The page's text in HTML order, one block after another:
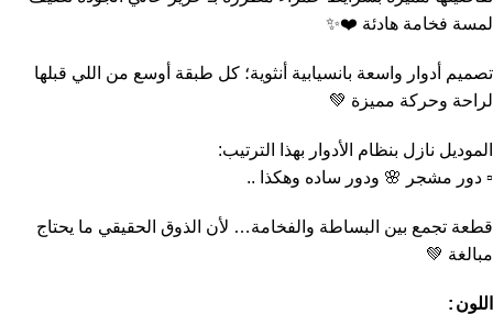
لمسة فخامة هادئة ❤️✨
تصميم أدوار واسعة بانسيابية أنثوية؛ كل طبقة أوسع من اللي قبلها
لراحة وحركة مميزة 💚
الموديل نازل بنظام الأدوار بهذا الترتيب:
▫️ دور مشجر 🌸 ودور ساده وهكذا ..
قطعة تجمع بين البساطة والفخامة… لأن الذوق الحقيقي ما يحتاج
مبالغة 💚
اللون